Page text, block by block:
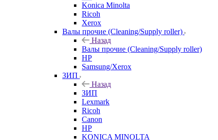
Konica Minolta
Ricoh
Xerox
Валы прочие (Cleaning/Supply roller)
Назад
Валы прочие (Cleaning/Supply roller)
HP
Samsung/Xerox
ЗИП
Назад
ЗИП
Lexmark
Ricoh
Canon
HP
KONICA MINOLTA